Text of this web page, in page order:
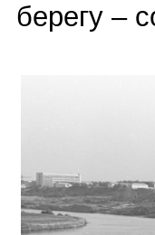
берегу –